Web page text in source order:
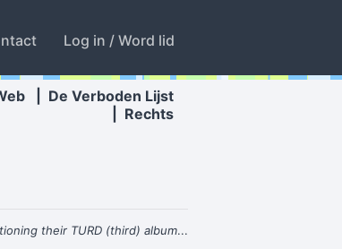
Log in / Word lid
De Verboden Lijst
Rechts
their TURD (third) album...